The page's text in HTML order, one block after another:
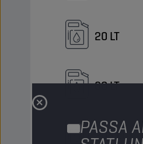
PASSA
20 LT
60 LT
205 LT